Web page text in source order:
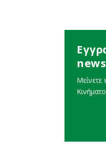
Μείνετε